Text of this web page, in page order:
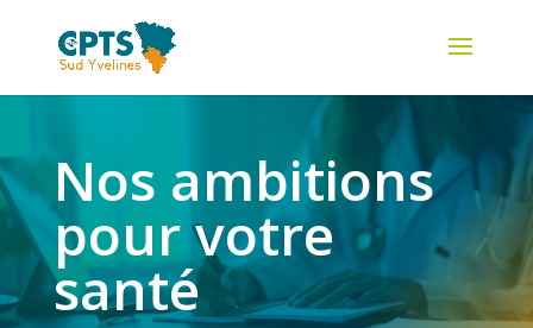
Nos ambitions
pour votre
santé